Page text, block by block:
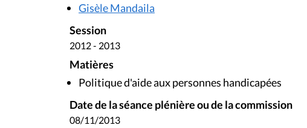
Gisèle Mandaila
Session
2012 - 2013
Matières
Politique d'aide aux personnes handicapées
Date de la séance plénière ou de la commission
08/11/2013